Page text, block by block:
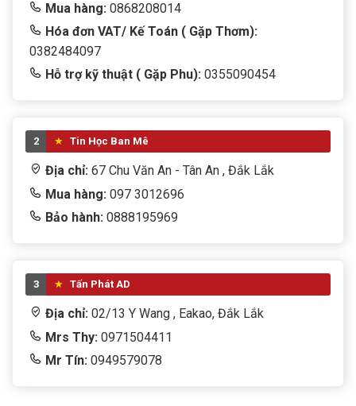
Mua hàng: 0868208014
Hóa đơn VAT/ Kế Toán ( Gặp Thơm):
0382484097
Hỗ trợ kỹ thuật ( Gặp Phu): 0355090454
2 Tin Học Ban Mê
Địa chỉ: 67 Chu Văn An - Tân An , Đắk Lắk
Mua hàng: 097 3012696
Bảo hành: 0888195969
3 Tấn Phát AD
Địa chỉ: 02/13 Y Wang , Eakao, Đắk Lắk
Mrs Thy: 0971504411
Mr Tín: 0949579078